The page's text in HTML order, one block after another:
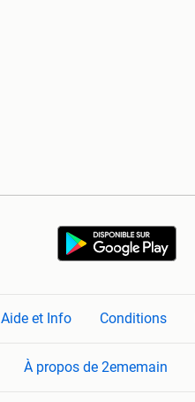
Aide et Info Conditions
À propos de 2ememain